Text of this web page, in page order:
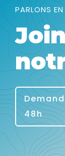
PARLONS EN
48h